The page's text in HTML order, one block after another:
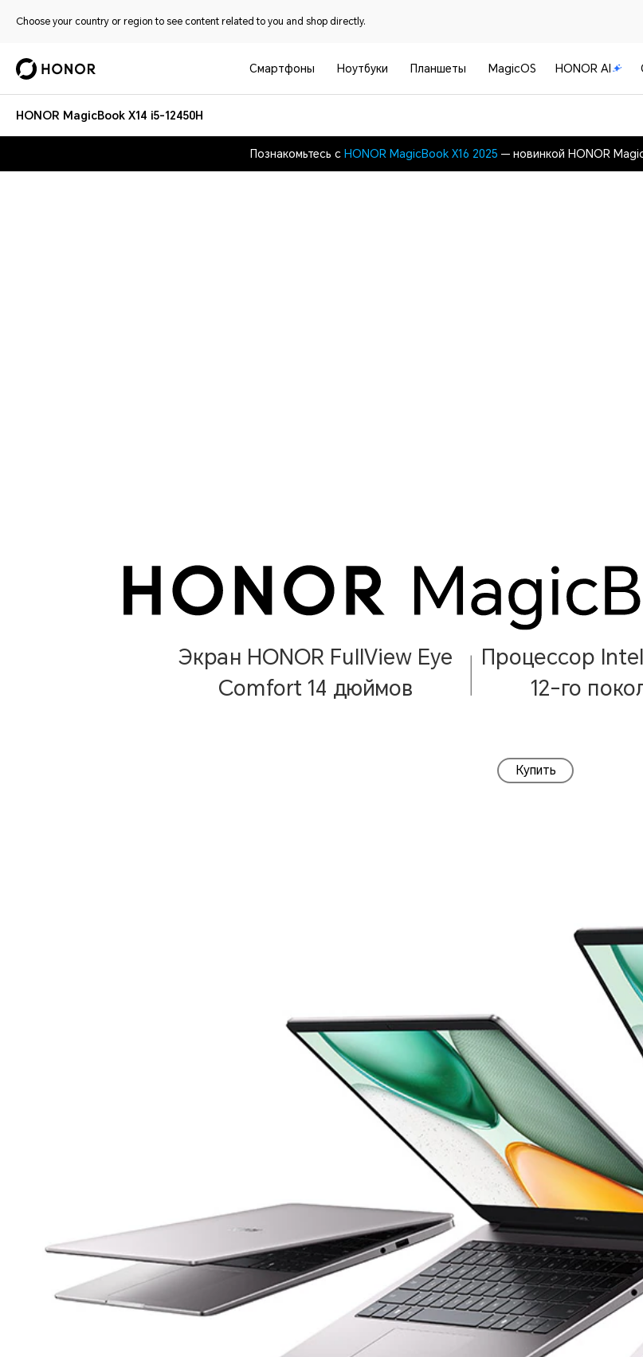
Choose your country or region to see content related to you and shop directly.
Смартфоны Ноутбуки Планшеты MagicOS HONOR AI
HONOR MagicBook X14 i5-12450H
Познакомьтесь с HONOR MagicBook X16 2025 — новинкой HONOR
Экран HONOR FullView Eye
Comfort 14 дюймов
Процессор
12-го
Купить